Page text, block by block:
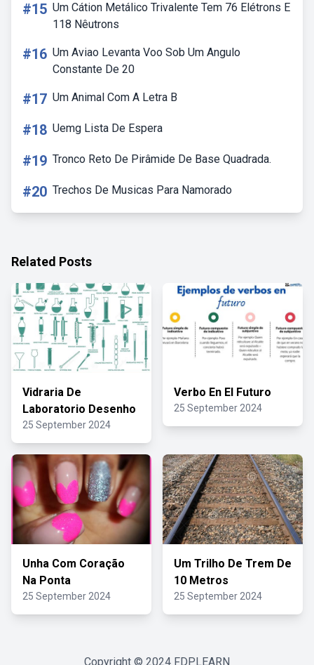
#15 Um Cátion Metálico Trivalente Tem 76 Elétrons E
118 Nêutrons
#16 Um Aviao Levanta Voo Sob Um Angulo
Constante De 20
#17 Um Animal Com A Letra B
#18 Uemg Lista De Espera
#19 Tronco Reto De Pirâmide De Base Quadrada.
#20 Trechos De Musicas Para Namorado
Related Posts
Vidraria De
Laboratorio Desenho
25 September 2024
Verbo En El Futuro
25 September 2024
Unha Com Coração
Na Ponta
25 September 2024
Um Trilho De Trem De
10 Metros
25 September 2024
Copyright © 2024 FDPLEARN